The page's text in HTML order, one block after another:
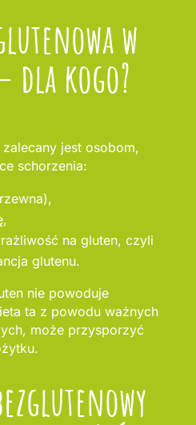
w
dla kogo?
jest osobom,
schorzenia:
na gluten, czyli
glutenu.
nie powoduje
ta z powodu ważnych
może przysporzyć